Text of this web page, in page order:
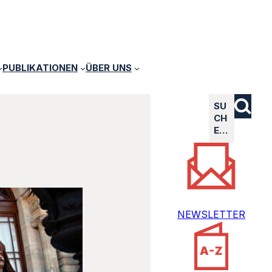
PUBLIKATIONEN ÜBER UNS
SU
CH
E…
NEWSLETTER